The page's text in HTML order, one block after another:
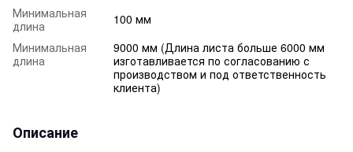
Минимальная
длина
100 мм
Минимальная
длина
9000 мм (Длина листа больше 6000 мм
изготавливается по согласованию с
производством и под ответственность
клиента)
Описание